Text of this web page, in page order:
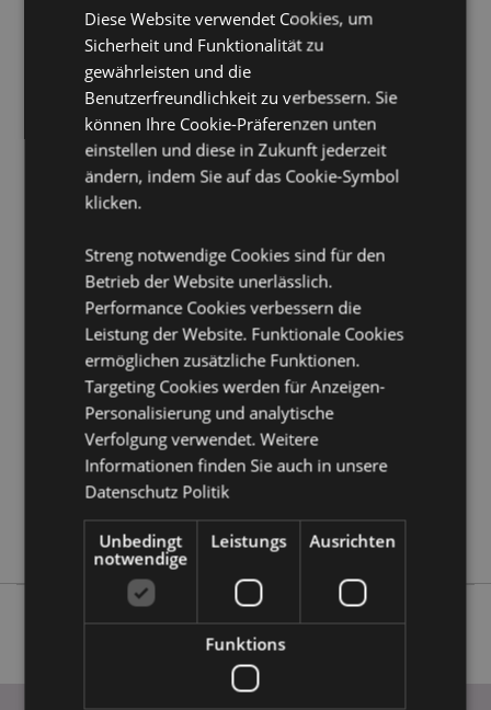
Produktbeschreibung
Geist des Wolfrudels Traumfänger 16cm
Material:Polyester, Federn, Plastik
Produkttressourcen:
Möchten Sie mehr über den Einkauf bei Puckator
erfahren?
Produktattribute
Information
Höhe 36cm (ca.) Breite 16cm Tiefe 1cm
Ringdurchmesser 16cm
5055071505751
144
0.029000
Keine
Keine
Keine
Diese Website verwendet Cookies, um
Sicherheit und Funktionalität zu
gewährleisten und die
Benutzerfreundlichkeit zu verbessern. Sie
können Ihre Cookie-Präferenzen unten
einstellen und diese in Zukunft jederzeit
ändern, indem Sie auf das Cookie-Symbol
klicken.
Streng notwendige Cookies sind für den
Betrieb der Website unerlässlich.
Performance Cookies verbessern die
Leistung der Website. Funktionale Cookies
ermöglichen zusätzliche Funktionen.
Targeting Cookies werden für Anzeigen-
Personalisierung und analytische
Verfolgung verwendet. Weitere
Informationen finden Sie auch in unsere
Datenschutz Politik
Unbedingt
notwendige
Leistungs Ausrichten
Funktions